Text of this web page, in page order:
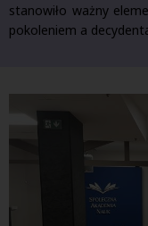
stanowiło ważny
pokoleniem a